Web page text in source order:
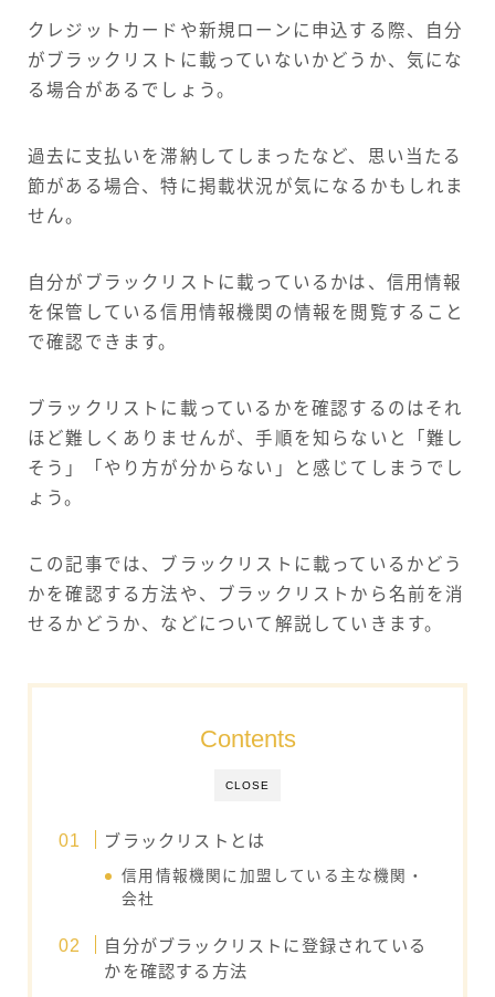
クレジットカードや新規ローンに申込する際、自分
がブラックリストに載っていないかどうか、気にな
る場合があるでしょう。
過去に支払いを滞納してしまったなど、思い当たる
節がある場合、特に掲載状況が気になるかもしれま
せん。
自分がブラックリストに載っているかは、信用情報
を保管している信用情報機関の情報を閲覧すること
で確認できます。
ブラックリストに載っているかを確認するのはそれ
ほど難しくありませんが、手順を知らないと「難し
そう」「やり方が分からない」と感じてしまうでし
ょう。
この記事では、ブラックリストに載っているかどう
かを確認する方法や、ブラックリストから名前を消
せるかどうか、などについて解説していきます。
CLOSE
Contents
ブラックリストとは
信用情報機関に加盟している主な機関・
会社
自分がブラックリストに登録されている
かを確認する方法